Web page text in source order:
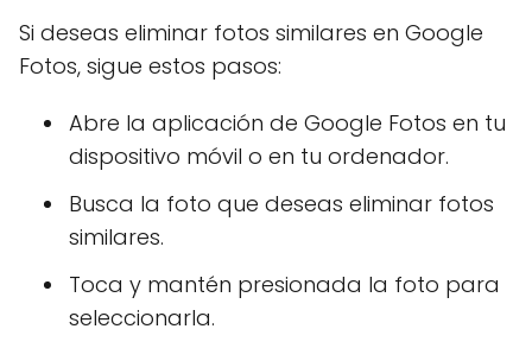
Si deseas eliminar fotos similares en Google
Fotos, sigue estos pasos:
Abre la aplicación de Google Fotos en tu
dispositivo móvil o en tu ordenador.
Busca la foto que deseas eliminar fotos
similares.
Toca y mantén presionada la foto para
seleccionarla.